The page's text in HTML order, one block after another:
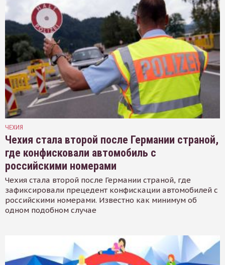
ЧЕХИЯ
Чехия стала второй после Германии страной,
где конфисковали автомобиль с
российскими номерами
Чехия стала второй после Германии страной, где
зафиксировали прецедент конфискации автомобилей с
российскими номерами. Известно как минимум об
одном подобном случае